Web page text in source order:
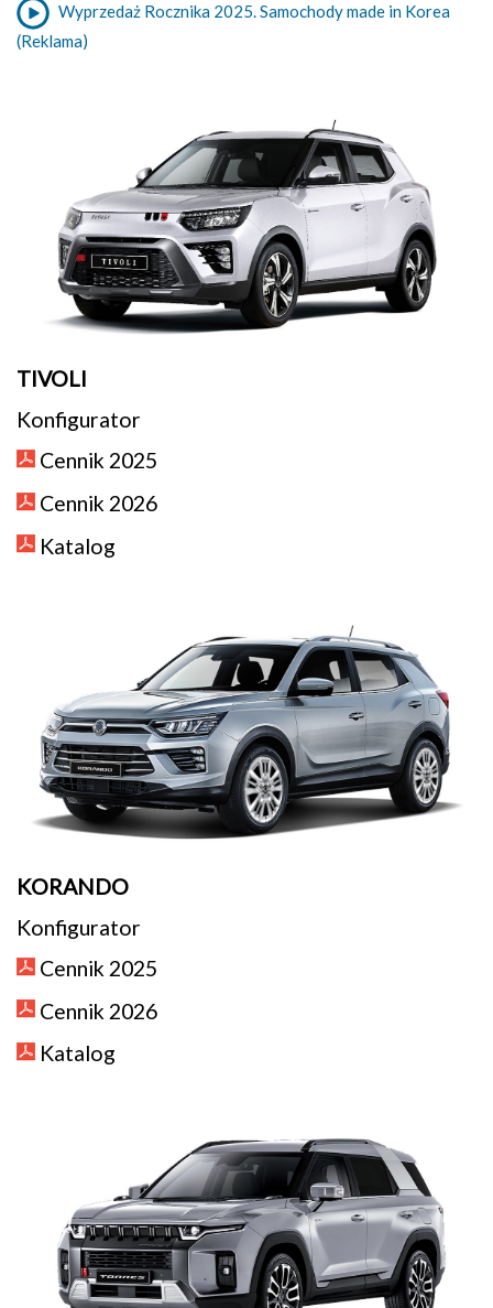
Wyprzedaż Rocznika 2025. Samochody made in Korea
(Reklama)
TIVOLI
Konfigurator
Cennik 2025
Cennik 2026
Katalog
KORANDO
Konfigurator
Cennik 2025
Cennik 2026
Katalog